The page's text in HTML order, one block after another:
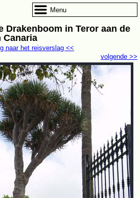
Drakenboom in Teror aan de
Canaria
volgende >>
naar het reisverslag <<
Menu